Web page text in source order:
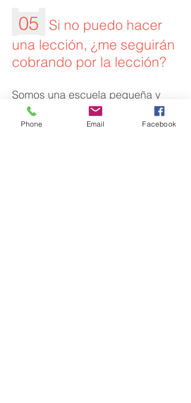
05
Si no puedo hacer
una lección, ¿me seguirán
cobrando por la lección?
Somos una escuela pequeña y
nuestro contacto es muy personal.
Así que siempre que sea dentro
Phone Email Facebook